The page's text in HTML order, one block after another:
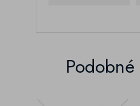
Podobné